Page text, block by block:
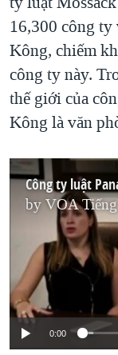
16,300 công
Kông, chiếm
công ty này.
thế giới của
Kông là văn
byVOA
No
0:00